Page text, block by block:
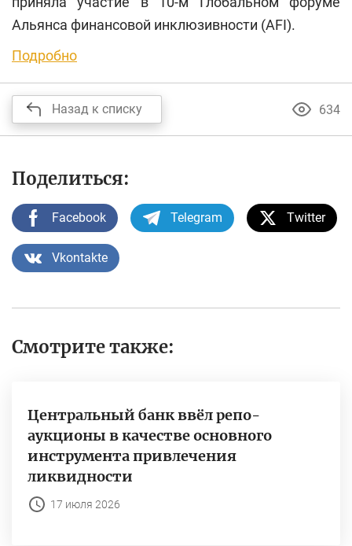
Альянса финансовой инклюзивности (AFI).
Подробно
Назад к списку 634
Поделиться:
Facebook Telegram Twitter
Vkontakte
Смотрите также:
Центральный банк ввёл репо-
аукционы в качестве основного
инструмента привлечения
ликвидности
17 июля 2026